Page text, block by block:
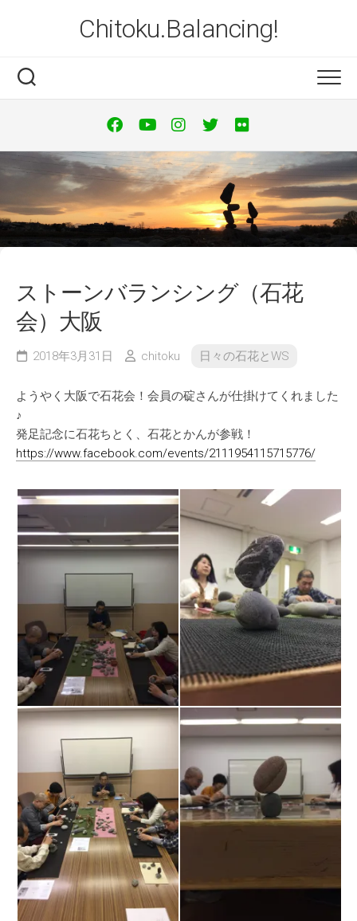
Chitoku.Balancing!
ストーンバランシング（石花
会）大阪
2018年3月31日 chitoku 日々の石花とWS
ようやく大阪で石花会！会員の碇さんが仕掛けてくれました
♪
発足記念に石花ちとく、石花とかんが参戦！
https://www.facebook.com/events/2111954115715776/